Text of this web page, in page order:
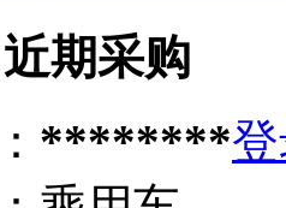
近期采购
********